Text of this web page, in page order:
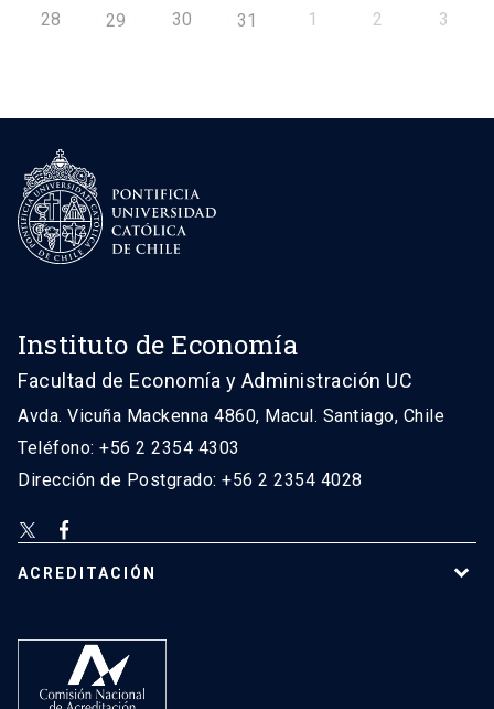
28 29 30 31 1 2 3
Instituto de Economía
Facultad de Economía y Administración UC
Avda. Vicuña Mackenna 4860, Macul. Santiago, Chile
Teléfono: +56 2 2354 4303
Dirección de Postgrado: +56 2 2354 4028
ACREDITACIÓN